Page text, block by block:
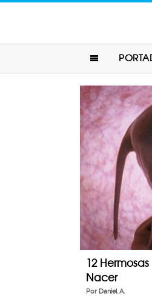
12
Nacer
Por Daniel A.